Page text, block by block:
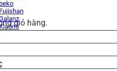
giỏ hàng.